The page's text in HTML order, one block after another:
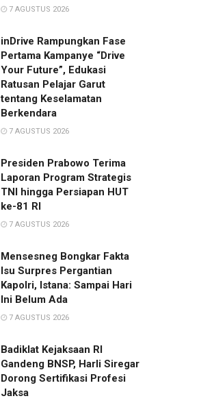
7 AGUSTUS 2026
inDrive Rampungkan Fase
Pertama Kampanye “Drive
Your Future”, Edukasi
Ratusan Pelajar Garut
tentang Keselamatan
Berkendara
7 AGUSTUS 2026
Presiden Prabowo Terima
Laporan Program Strategis
TNI hingga Persiapan HUT
ke-81 RI
7 AGUSTUS 2026
Mensesneg Bongkar Fakta
Isu Surpres Pergantian
Kapolri, Istana: Sampai Hari
Ini Belum Ada
7 AGUSTUS 2026
Badiklat Kejaksaan RI
Gandeng BNSP, Harli Siregar
Dorong Sertifikasi Profesi
Jaksa